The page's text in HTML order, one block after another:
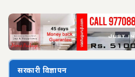
सरकारी विज्ञापन